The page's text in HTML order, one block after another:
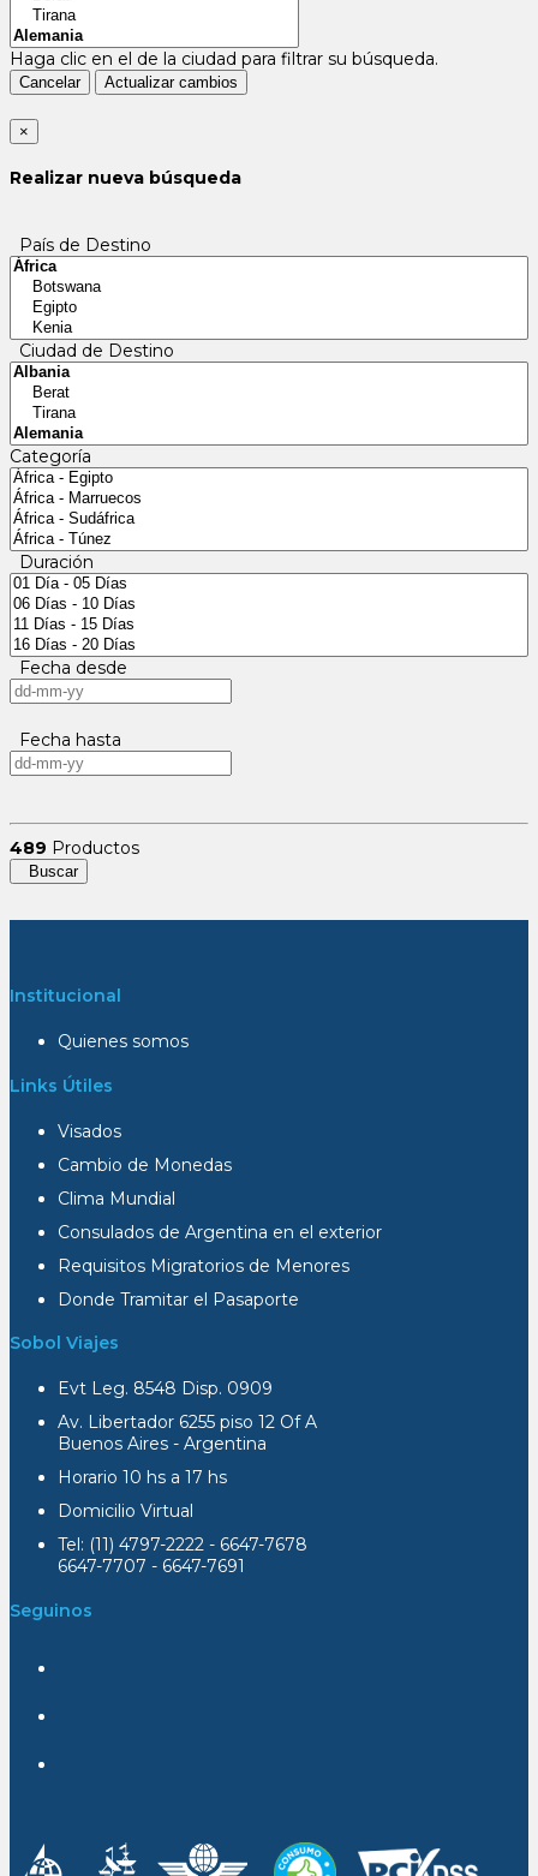
Haga clic en el de la ciudad para filtrar su búsqueda.
Cancelar Actualizar cambios
×
Realizar nueva búsqueda
País de Destino
Ciudad de Destino
Categoría
Duración
Fecha desde
Fecha hasta
489 Productos
Buscar
Institucional
Quienes somos
Links Útiles
Visados
Cambio de Monedas
Clima Mundial
Consulados de Argentina en el exterior
Requisitos Migratorios de Menores
Donde Tramitar el Pasaporte
Sobol Viajes
Evt Leg. 8548 Disp. 0909
Av. Libertador 6255 piso 12 Of A
Buenos Aires - Argentina
Horario 10 hs a 17 hs
Domicilio Virtual
Tel: (11) 4797-2222 - 6647-7678
6647-7707 - 6647-7691
Seguinos